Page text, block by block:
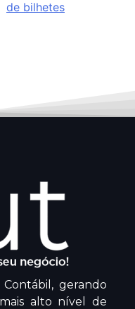
de bilhetes
gerando
alto nível de